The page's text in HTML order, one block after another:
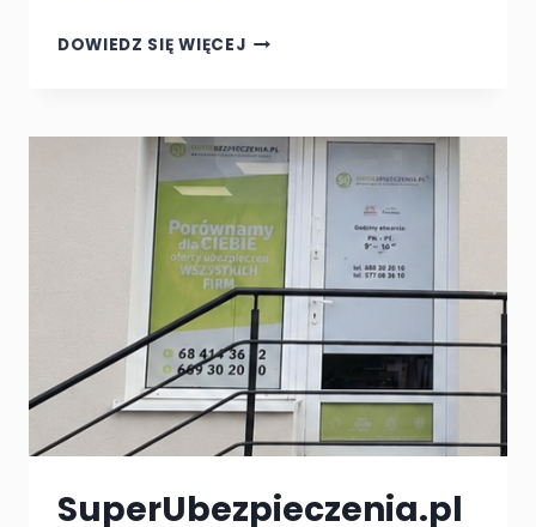
DOWIEDZ SIĘ WIĘCEJSUPERUBEZPIECZENIA.PL
SuperUbezpieczenia.pl